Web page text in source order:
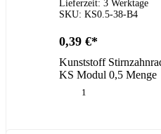
Lieferzeit: 3 Werktage
SKU: KS0.5-38-B4
0,39 €
Kunststoff
KS Modul 0,5 Menge